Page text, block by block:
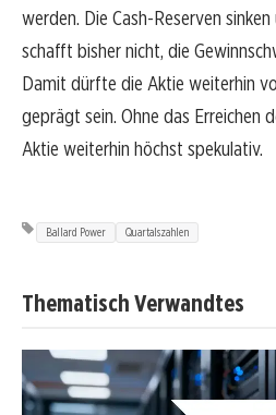
werden. Die Cash-Reserven
schafft bisher nicht, die
Damit dürfte die Aktie weiterhin
geprägt sein. Ohne das Erreichen
Aktie weiterhin höchst spekulativ.
Ballard Power Quartalszahlen
Thematisch Verwandtes